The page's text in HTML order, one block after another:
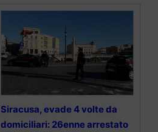
Siracusa, evade 4 volte da
domiciliari: 26enne arrestato